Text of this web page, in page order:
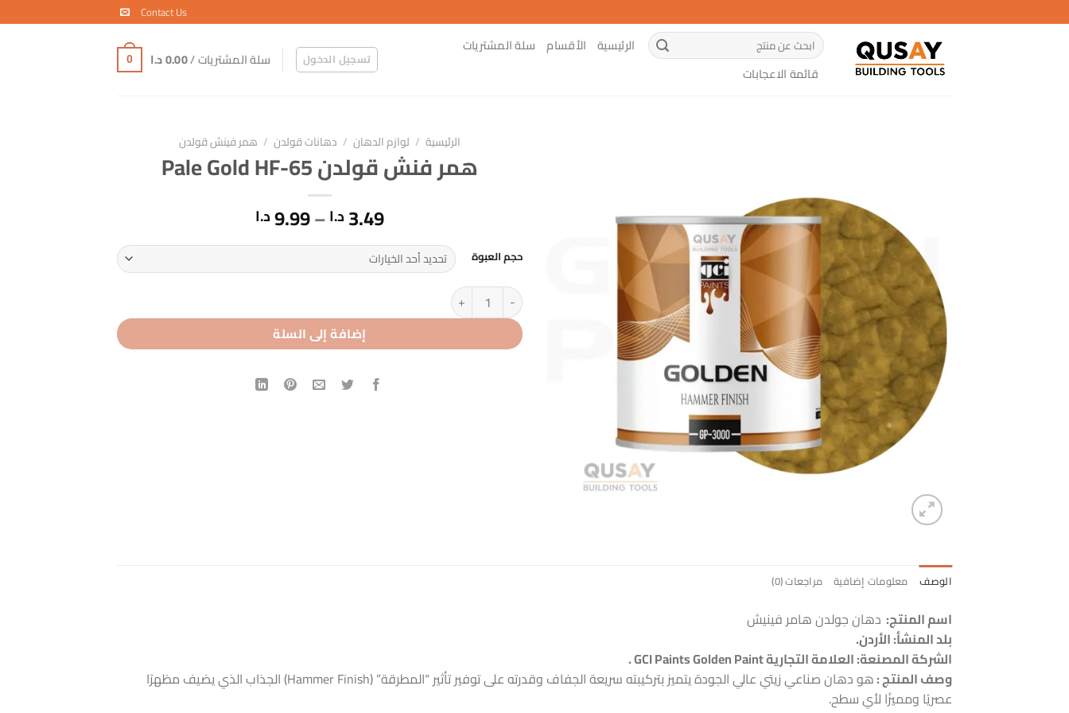
للمحتوى
Contact Us
البحث
عن:
الرئيسية الأقسام سلة المشتريات
قائمة الاعجابات
تسجيل الدخول سلة المشتريات /0.00د.ا 0
الرئيسية / لوازم الدهان / دهانات قولدن / همر فينش قولدن
همر فنش قولدن Pale Gold HF-65
3.49 د.ا–
9.99د.ا
السعر:
من حجم العبوة
كمية همر فنش قولدن Pale Gold HF-65
إضافة إلى السلة
الوصف معلومات إضافية مراجعات (0)
اسم المنتج: دهان جولدن هامر فينيش
بلد المنشأ: الأردن.
الشركة المصنعة:العلامة التجارية GCI Paints Golden Paint .
وصف المنتج :
هو دهان صناعي زيتي عالي الجودة يتميز بتركيبته سريعة الجفاف وقدرته على توفير تأثير “المطرقة” (Hammer Finish) الجذاب الذي يضيف مظهرًا
عصريًا ومميزًا لأي سطح.